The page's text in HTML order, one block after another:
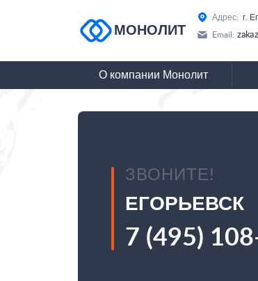
МОНОЛИТ
Адрес: г.
Email:
О компании Монолит
ЗВОНИТЕ!
ЕГОРЬЕВСК
7 (495)